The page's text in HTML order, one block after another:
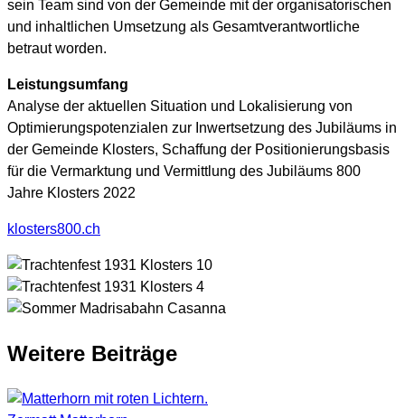
sein Team sind von der Gemeinde mit der organisatorischen
und inhaltlichen Umsetzung als Gesamtverantwortliche
betraut worden.
Leistungsumfang
Analyse der aktuellen Situation und Lokalisierung von
Optimierungspotenzialen zur Inwertsetzung des Jubiläums in
der Gemeinde Klosters, Schaffung der Positionierungsbasis
für die Vermarktung und Vermittlung des Jubiläums 800
Jahre Klosters 2022
klosters800.ch
Weitere Beiträge